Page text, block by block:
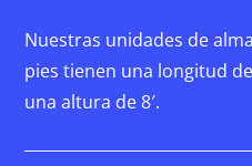
Nuestras unidades de
pies tienen una longitud
una altura de 8′.